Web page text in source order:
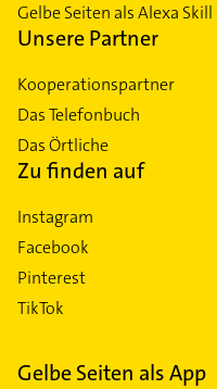
Gelbe Seiten als Alexa Skill
Unsere Partner
Kooperationspartner
Das Telefonbuch
Das Örtliche
Zu finden auf
Instagram
Facebook
Pinterest
TikTok
Gelbe Seiten als App